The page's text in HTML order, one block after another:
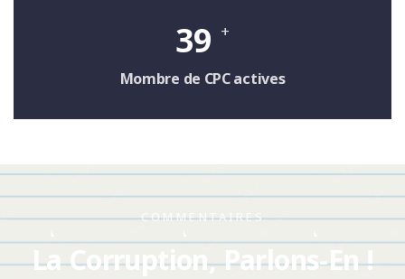
39 +
Mombre de CPC actives
COMMENTAIRES
La Corruption, Parlons-En !